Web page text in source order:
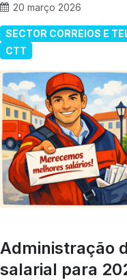
20 março 2026
SECTOR CORREIOS E
CTT
Administração
salarial para